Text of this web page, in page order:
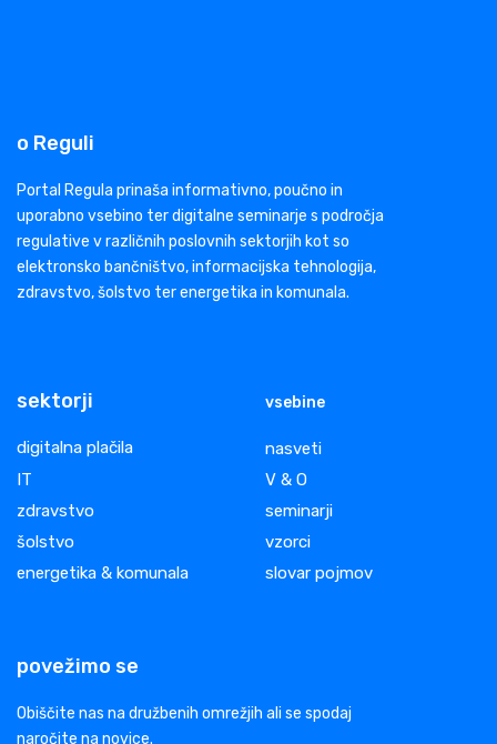
o Reguli
Portal Regula prinaša informativno, poučno in
uporabno vsebino ter digitalne seminarje s področja
regulative v različnih poslovnih sektorjih kot so
elektronsko bančništvo, informacijska tehnologija,
zdravstvo, šolstvo ter energetika in komunala.
sektorji
digitalna plačila
IT
zdravstvo
šolstvo
energetika & komunala
vsebine
nasveti
V & O
seminarji
vzorci
slovar pojmov
povežimo se
Obiščite nas na družbenih omrežjih ali se spodaj
naročite na novice.